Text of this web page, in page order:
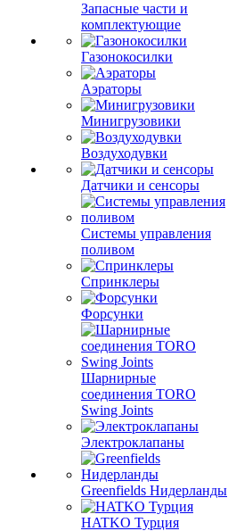
Запасные части и
комплектующие
Газонокосилки
Аэраторы
Минигрузовики
Воздуходувки
Датчики и сенсоры
Системы управления
поливом
Спринклеры
Форсунки
Шарнирные
соединения TORO
Swing Joints
Электроклапаны
Greenfields Нидерланды
HATKO Турция